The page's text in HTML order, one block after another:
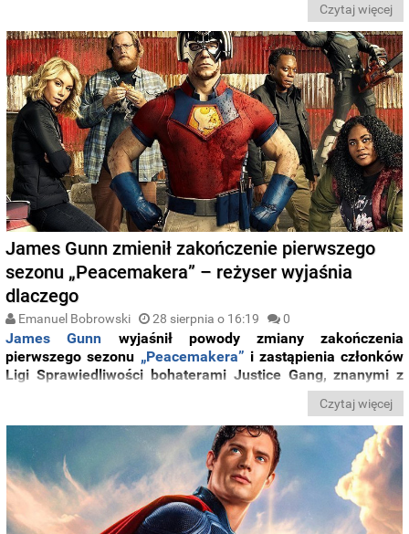
rolę Christophera Smitha, znanego jako Peacemaker, jednak
Bautistaodrzucił propozycję ze względu na zbyt niskie
wynagrodzeniew porównaniu z innymi ofertami.
Czytaj więcej
James Gunn zmienił zakończenie pierwszego
sezonu „Peacemakera” – reżyser wyjaśnia
dlaczego
Emanuel Bobrowski 28 sierpnia o 16:19 0
James Gunn wyjaśnił powody zmiany zakończenia
pierwszego sezonu „Peacemakera” i zastąpienia członków
Ligi Sprawiedliwości bohaterami Justice Gang, znanymi z
Zdradził także,
dlaczego serial ten mógł powstać w specyficznym momencie
historii DCEU.
Czytaj więcej